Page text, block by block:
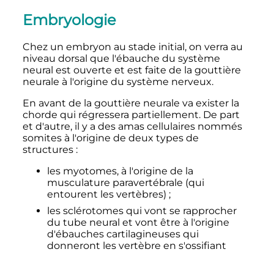
Embryologie
Chez un embryon au stade initial, on verra au
niveau dorsal que l'ébauche du système
neural est ouverte et est faite de la gouttière
neurale à l'origine du système nerveux.
En avant de la gouttière neurale va exister la
chorde qui régressera partiellement. De part
et d'autre, il y a des amas cellulaires nommés
somites à l'origine de deux types de
structures :
les myotomes, à l'origine de la
musculature paravertébrale (qui
entourent les vertèbres) ;
les sclérotomes qui vont se rapprocher
du tube neural et vont être à l'origine
d'ébauches cartilagineuses qui
donneront les vertèbre en s'ossifiant